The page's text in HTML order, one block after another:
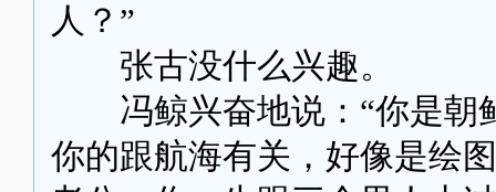
人？”
张古没什么兴趣。
冯鲸兴奋地说：“你是朝
你的跟航海有关，好像是绘